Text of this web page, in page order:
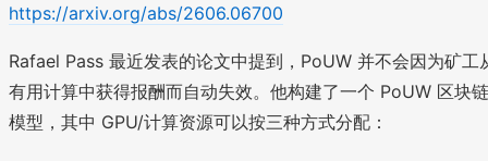
https://arxiv.org/abs/2606.06700
Rafael Pass 最近发表的论文中提到，PoUW 并不会因为矿工
有用计算中获得报酬而自动失效。他构建了一个 PoUW 区块链
模型，其中 GPU/计算资源可以按三种方式分配：